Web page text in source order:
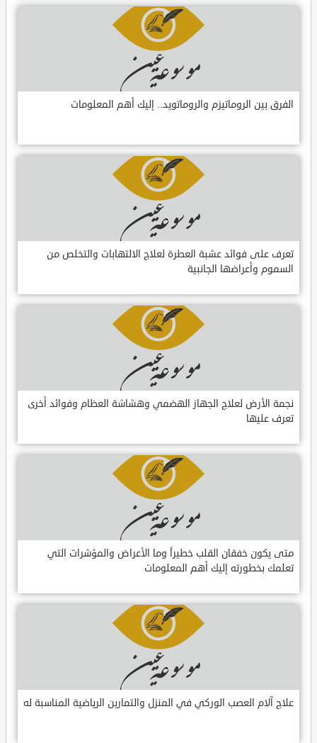
الفرق بين الروماتيزم والروماتويد.. إليك أهم المعلومات
تعرف على فوائد عشبة العطرة لعلاج الالتهابات والتخلص من
السموم وأعراضها الجانبية
نجمة الأرض لعلاج الجهاز الهضمي وهشاشة العظام وفوائد أخرى
تعرف عليها
متى يكون خفقان القلب خطيراً وما الأعراض والمؤشرات التي
تعلمك بخطورته إليك أهم المعلومات
علاج آلام العصب الوركي في المنزل والتمارين الرياضية المناسبة له